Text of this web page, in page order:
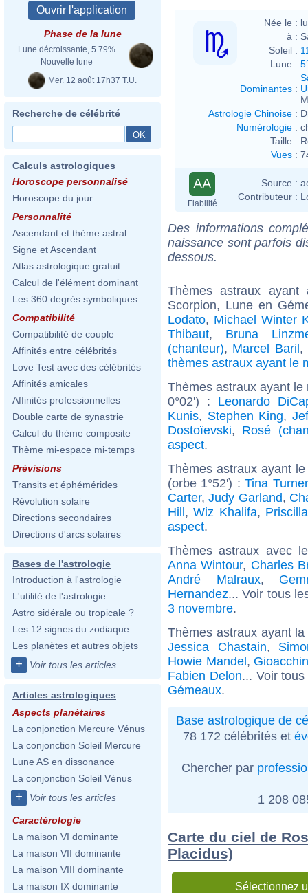
Phase de la lune
Lune décroissante, 5.79%
Nouvelle lune
Mer. 12 août 17h37 T.U.
Recherche de célébrité
Calculs astrologiques
Horoscope personnalisé
Horoscope du jour
Personnalité
Ascendant et thème astral
Signe et Ascendant
Atlas astrologique gratuit
Calcul de l'élément dominant
Les 360 degrés symboliques
Compatibilité
Compatibilité de couple
Affinités entre célébrités
Love Test avec des célébrités
Affinités amicales
Affinités professionnelles
Double carte de synastrie
Calcul du thème composite
Thème mi-espace mi-temps
Prévisions
Transits et éphémérides
Révolution solaire
Directions secondaires
Directions d'arcs solaires
Bases de l'astrologie
Introduction à l'astrologie
L'utilité de l'astrologie
Astro sidérale ou tropicale ?
Les 12 signes du zodiaque
Les planètes et autres objets
+ Voir tous les articles
Articles astrologiques
Aspects planétaires
La conjonction Mercure Vénus
La conjonction Soleil Mercure
Lune AS en dissonance
La conjonction Soleil Vénus
+ Voir tous les articles
Caractérologie
La maison VI dominante
La maison VII dominante
La maison VIII dominante
La maison IX dominante
Née le :
à :
Soleil :
Lune :
Dominantes :
Astrologie Chinoise :
Numérologie :
Taille :
Vues :
AA
Fiabilité
Source :
Contributeur :
Des informations
naissance sont parfois
dessous.
Thèmes astraux
Scorpion, Lune en
Lodato, Michael Winter
Thibaut, Bruna
(chanteur), Marcel Baril,
thèmes astraux ayant le
Thèmes astraux ayant
0°02') : Leonardo
Kunis, Stephen King,
Dostoïevski, Rosé
aspect.
Thèmes astraux ayant
(orbe 1°52') :Tina Turner
Carter,Judy Garland,
Hill,Wiz Khalifa,
aspect.
Thèmes astraux avec
Anna Wintour, Charles
André Malraux,
Hernandez... Voir tous
3 novembre.
Thèmes astraux ayant
Jessica Chastain,
Howie Mandel,
Fabien Delon... Voir
Gémeaux.
Base astrologique de
78 172 célébrités et
Chercher par
1 208
Carte du ciel de
Placidus)
Sélectionnez